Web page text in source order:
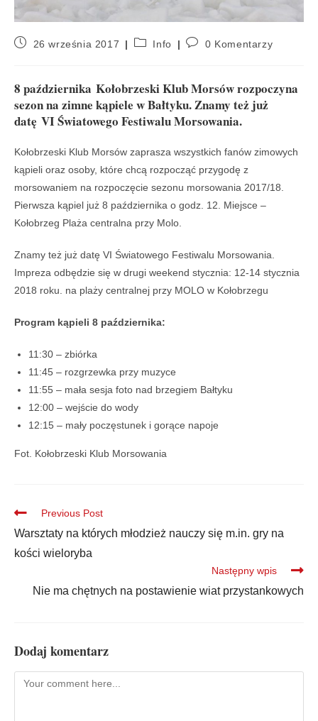
26 września 2017 Info 0 Komentarzy
8 października Kołobrzeski Klub Morsów rozpoczyna
sezon na zimne kąpiele w Bałtyku. Znamy też już
datę VI Światowego Festiwalu Morsowania.
Kołobrzeski Klub Morsów zaprasza wszystkich fanów zimowych
kąpieli oraz osoby, które chcą rozpocząć przygodę z
morsowaniem na rozpoczęcie sezonu morsowania 2017/18.
Pierwsza kąpiel już 8 października o godz. 12. Miejsce –
Kołobrzeg Plaża centralna przy Molo.
Znamy też już datę VI Światowego Festiwalu Morsowania.
Impreza odbędzie się w drugi weekend stycznia: 12-14 stycznia
2018 roku. na plaży centralnej przy MOLO w Kołobrzegu
Program kąpieli 8 października:
11:30 – zbiórka
11:45 – rozgrzewka przy muzyce
11:55 – mała sesja foto nad brzegiem Bałtyku
12:00 – wejście do wody
12:15 – mały poczęstunek i gorące napoje
Fot. Kołobrzeski Klub Morsowania
Previous Post
Warsztaty na których młodzież nauczy się m.in. gry na
kości wieloryba
Następny wpis
Nie ma chętnych na postawienie wiat przystankowych
Dodaj komentarz